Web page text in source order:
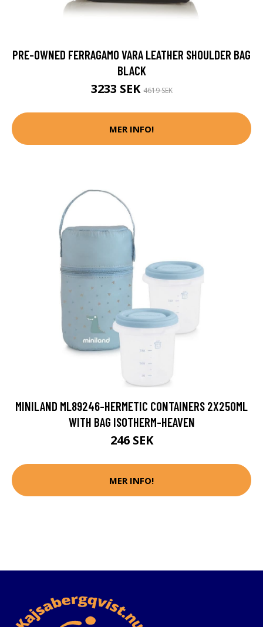
PRE-OWNED FERRAGAMO VARA LEATHER SHOULDER BAG
BLACK
3233 SEK4619 SEK
MER INFO!
MINILAND ML89246-HERMETIC CONTAINERS 2X250ML
WITH BAG ISOTHERM-HEAVEN
246 SEK
MER INFO!